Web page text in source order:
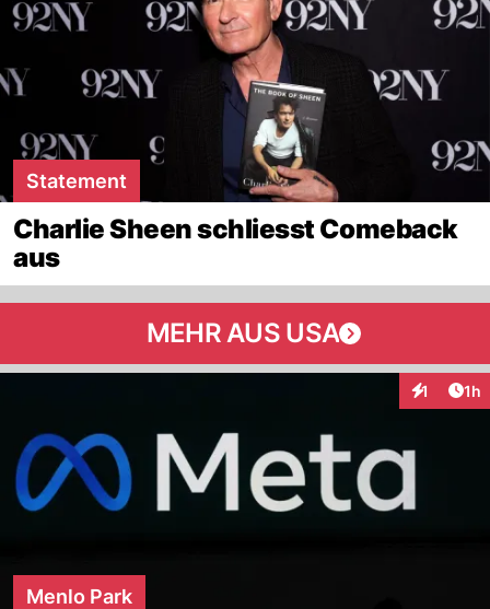
Statement
Charlie Sheen schliesst Comeback
aus
MEHR AUS USA
1 1h
Menlo Park